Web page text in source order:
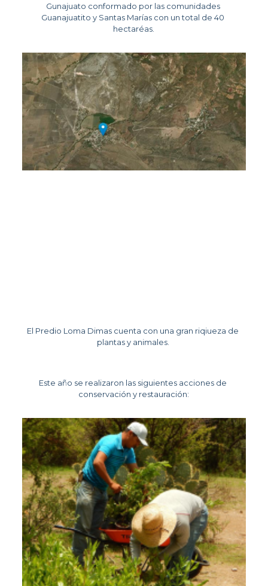
Gunajuato conformado por las comunidades
Guanajuatito y Santas Marías con un total de 40
hectaréas.
El Predio Loma Dimas cuenta con una gran riqiueza de
plantas y animales.
Este año se realizaron las siguientes acciones de
conservación y restauración: